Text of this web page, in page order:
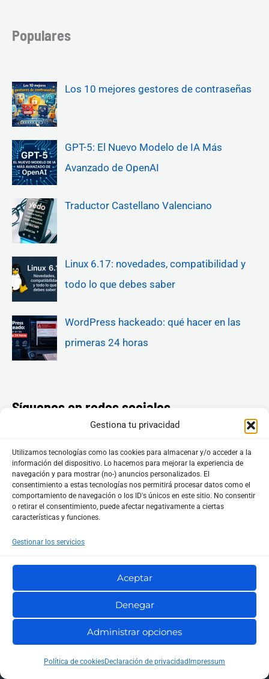
Gestiona tu privacidad
Utilizamos tecnologías como las cookies para almacenar y/o acceder a la
información del dispositivo. Lo hacemos para mejorar la experiencia de
navegación y para mostrar (no-) anuncios personalizados. El
consentimiento a estas tecnologías nos permitirá procesar datos como el
comportamiento de navegación o los ID's únicos en este sitio. No consentir
o retirar el consentimiento, puede afectar negativamente a ciertas
características y funciones.
Gestionar los servicios
Aceptar
Denegar
Administrar opciones
Política de cookiesDeclaración de privacidad Impressum
Populares
Los 10 mejores gestores de contraseñas
GPT-5: El Nuevo Modelo de IA Más
Avanzado de OpenAI
Traductor Castellano Valenciano
Linux 6.17: novedades, compatibilidad y
todo lo que debes saber
WordPress hackeado: qué hacer en las
primeras 24 horas
Síguenos en redes sociales
En HostingTG ofrecemos servicios de hosting,
servidores VPS, dedicados y dominios desde 2004,
con soluciones adaptadas a todo tipo de proyectos,
tanto personales como profesionales.
Nuestras oficinas están en Elche (Alicante), desde